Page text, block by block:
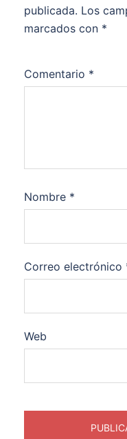
publicada. Los
marcados con *
Comentario *
Nombre *
Correo electrónico
Web